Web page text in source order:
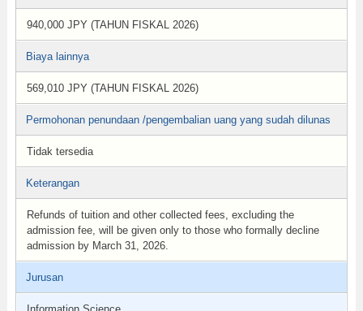
940,000 JPY (TAHUN FISKAL 2026)
Biaya lainnya
569,010 JPY (TAHUN FISKAL 2026)
Permohonan penundaan /pengembalian uang yang sudah dilunas
Tidak tersedia
Keterangan
Refunds of tuition and other collected fees, excluding the
admission fee, will be given only to those who formally decline
admission by March 31, 2026.
Jurusan